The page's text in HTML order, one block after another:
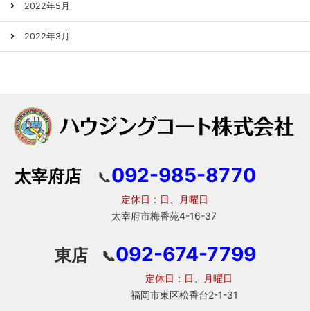
2022年5月
2022年3月
太宰府店 📞092-985-8770
定休日：日、月曜日
太宰府市梅香苑4-16-37
東店 📞092-674-7799
定休日：日、月曜日
福岡市東区松香台2-1-31